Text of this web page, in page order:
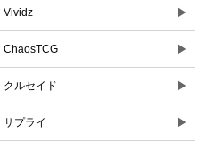
Vividz ▶
ChaosTCG ▶
クルセイド ▶
サプライ ▶